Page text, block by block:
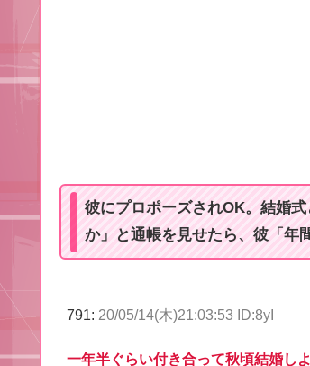
彼にプロポーズされOK。結婚
か」と通帳を見せたら、彼「年
791: 20/05/14(木)21:03:53 ID:8yI
一年半ぐらい付き合って秋頃結婚し